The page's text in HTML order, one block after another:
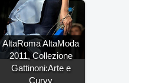
AltaRoma AltaModa
2011, Collezione
Gattinoni:Arte e
Curvy